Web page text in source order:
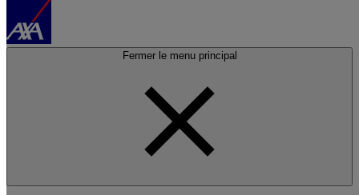
Fermer le menu principal